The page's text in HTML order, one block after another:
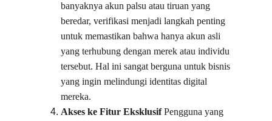
banyaknya akun palsu atau tiruan yang
beredar, verifikasi menjadi langkah penting
untuk memastikan bahwa hanya akun asli
yang terhubung dengan merek atau individu
tersebut. Hal ini sangat berguna untuk bisnis
yang ingin melindungi identitas digital
mereka.
Akses ke Fitur Eksklusif Pengguna yang